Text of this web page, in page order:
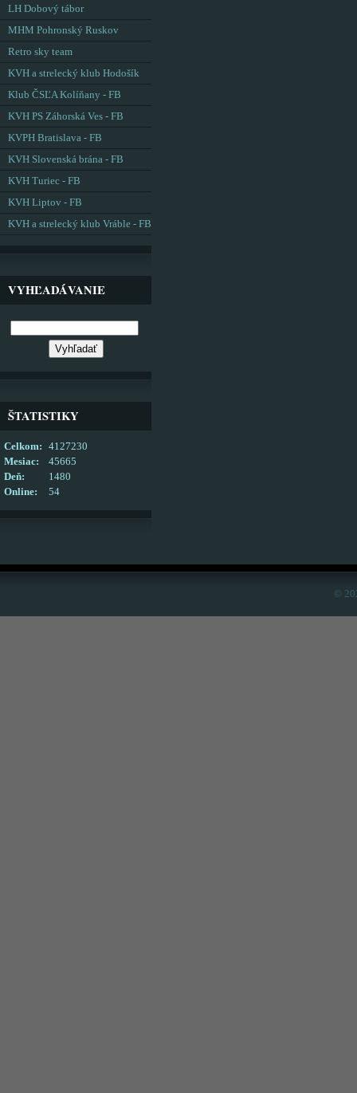
LH Dobový tábor
MHM Pohronský Ruskov
Retro sky team
KVH a strelecký klub Hodošík
Klub ČSĽA Kolíňany - FB
KVH PS Záhorská Ves - FB
KVPH Bratislava - FB
KVH Slovenská brána - FB
KVH Turiec - FB
KVH Liptov - FB
KVH a strelecký klub Vráble - FB
VYHĽADÁVANIE
ŠTATISTIKY
Online: 54
Celkom:
4127230
Mesiac:
45665
Deň:
1480
©